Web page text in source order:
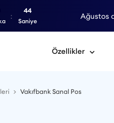
Ağustos
43
Saniye
Özellikler
Vakıfbank Sanal Pos